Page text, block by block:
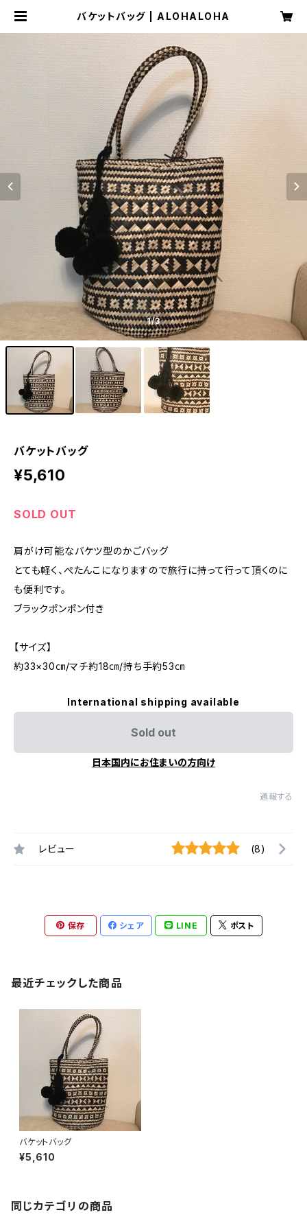
バケットバッグ | ALOHALOHA
1/3
バケットバッグ
¥5,610
SOLD OUT
肩がけ可能なバケツ型のかごバッグ
とても軽く、ぺたんこになりますので旅行に持って行って頂くのに
も便利です。
ブラックポンポン付き
【サイズ】
約33×30㎝/マチ約18㎝/持ち手約53㎝
International shipping available
Sold out
日本国内にお住まいの方向け
通報する
レビュー (8)
保存 シェア LINE ポスト
最近チェックした商品
バケットバッグ
¥5,610
同じカテゴリの商品